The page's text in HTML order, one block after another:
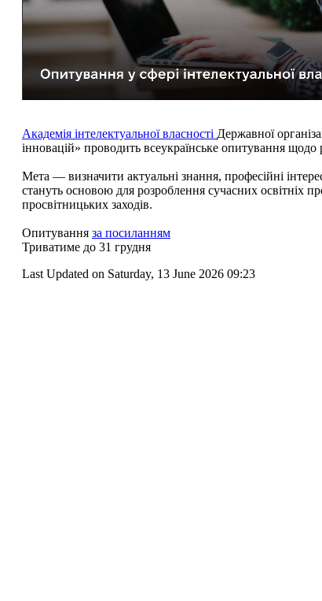
Академія інтелектуальної власності Державної
інновацій» проводить всеукраїнське опитування щодо
Мета — визначити актуальні знання, професійні
стануть основою для розроблення сучасних освітніх
просвітницьких заходів.
Опитування за посиланням
Триватиме до 31 грудня
Last Updated on Saturday, 13 June 2026 09:23